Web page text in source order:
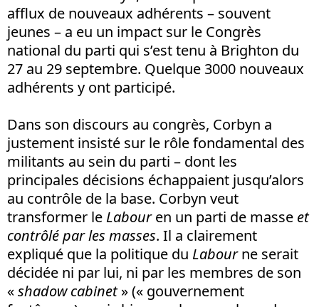
afflux de nouveaux adhérents – souvent
jeunes – a eu un impact sur le Congrès
national du parti qui s’est tenu à Brighton du
27 au 29 septembre. Quelque 3000 nouveaux
adhérents y ont participé.
Dans son discours au congrès, Corbyn a
justement insisté sur le rôle fondamental des
militants au sein du parti – dont les
principales décisions échappaient jusqu’alors
au contrôle de la base. Corbyn veut
transformer le Labouren un parti de masse et
contrôlé par les masses. Il a clairement
expliqué que la politique du Labourne serait
décidée ni par lui, ni par les membres de son
«shadow cabinet» (« gouvernement